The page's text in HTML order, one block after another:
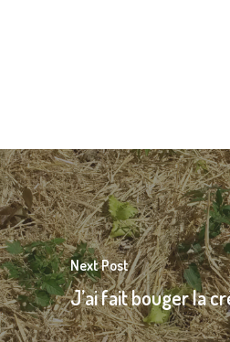
Next Post
J’ai fait bouger la